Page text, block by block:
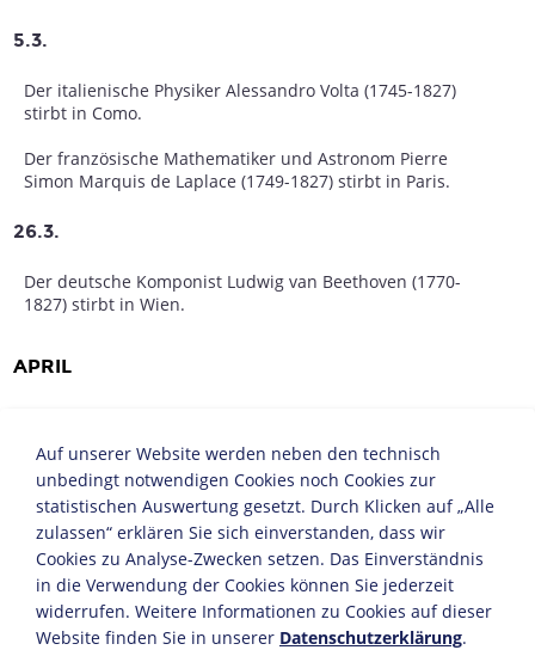
5.3.
Der italienische Physiker Alessandro Volta (1745-1827)
stirbt in Como.
Der französische Mathematiker und Astronom Pierre
Simon Marquis de Laplace (1749-1827) stirbt in Paris.
26.3.
Der deutsche Komponist Ludwig van Beethoven (1770-
1827) stirbt in Wien.
APRIL
Nachdem der langjährige britische Premierminister
Robert Banks Jenkinson (1770-1828) infolge eines
Schlaganfalls zurücktritt, wird der bisherige
Außenminister Georg Canning (1770-1827) sein
Nachfolger. Nach nur 119 Tagen stirbt er; bis heute ist
Canning der britische Premierminister mit der
kürzesten Amtszeit.
Auf unserer Website werden neben den technisch
unbedingt notwendigen Cookies noch Cookies zur
statistischen Auswertung gesetzt. Durch Klicken auf „Alle
zulassen“ erklären Sie sich einverstanden, dass wir
Cookies zu Analyse-Zwecken setzen. Das Einverständnis
in die Verwendung der Cookies können Sie jederzeit
widerrufen. Weitere Informationen zu Cookies auf dieser
Website finden Sie in unserer Datenschutzerklärung.